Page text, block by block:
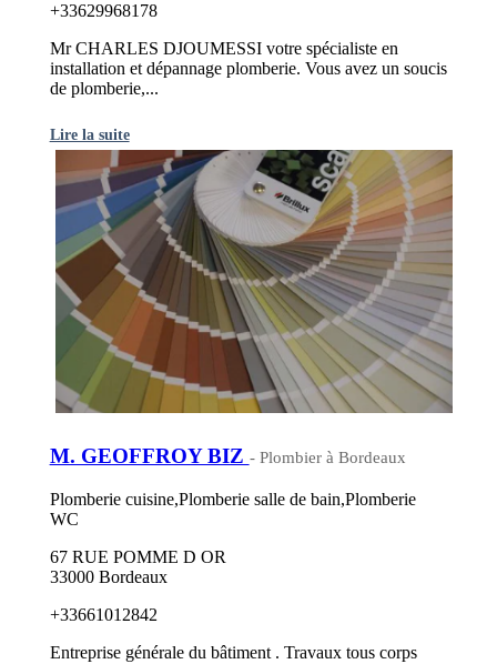
+33629968178
Mr CHARLES DJOUMESSI votre spécialiste en
installation et dépannage plomberie. Vous avez un soucis
de plomberie,...
Lire la suite
M. GEOFFROY BIZ - Plombier à Bordeaux
Plomberie cuisine,Plomberie salle de bain,Plomberie
WC
67 RUE POMME D OR
33000 Bordeaux
+33661012842
Entreprise générale du bâtiment . Travaux tous corps